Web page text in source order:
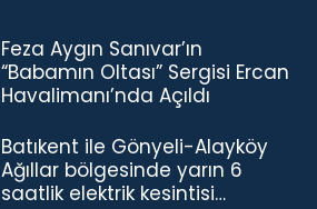
Feza Aygın Sanıvar’ın
“Babamın Oltası” Sergisi Ercan
Havalimanı’nda Açıldı
Batıkent ile Gönyeli-Alayköy
Ağıllar bölgesinde yarın 6
saatlik elektrik kesintisi…